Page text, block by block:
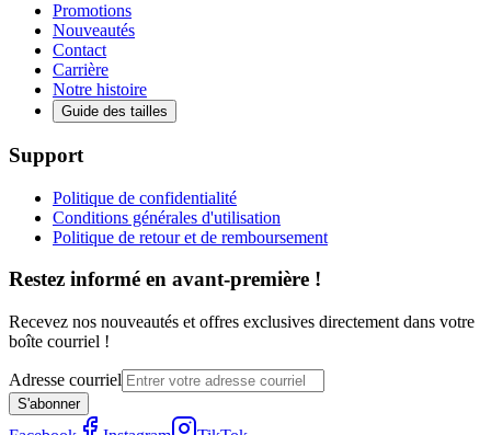
Promotions
Nouveautés
Contact
Carrière
Notre histoire
Guide des tailles
Support
Politique de confidentialité
Conditions générales d'utilisation
Politique de retour et de remboursement
Restez informé en avant-première !
Recevez nos nouveautés et offres exclusives directement dans votre
boîte courriel !
Adresse courriel
S'abonner